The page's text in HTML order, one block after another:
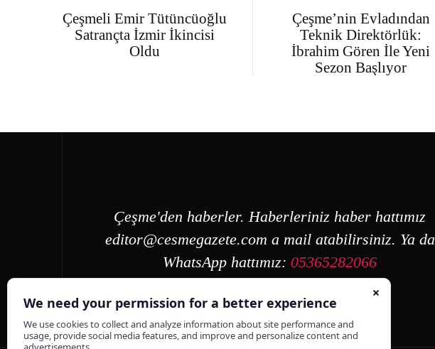
Çeşmeli Emir Tütüncüoğlu
Satrançta İzmir İkincisi
Oldu
Çeşme’nin Evladından
Teknik Direktörlük:
İbrahim Gören İle Yeni
Sezon Başlıyor
Çeşme'den haberler. Haberleriniz haber hattımız
editor@cesmegazete.com a mail atabilirsiniz. Ya da
WhatsApp hattımız:05365282066